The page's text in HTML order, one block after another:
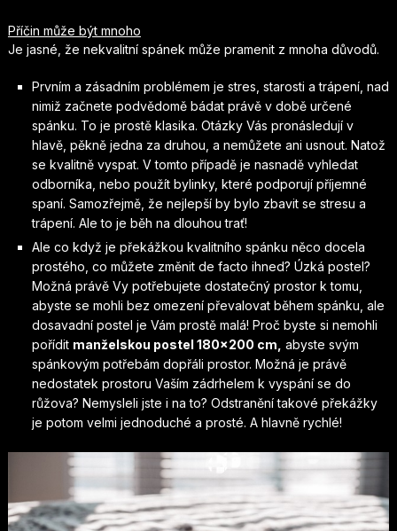
Příčin může být mnoho
Je jasné, že nekvalitní spánek může pramenit z mnoha důvodů.
Prvním a zásadním problémem je stres, starosti a trápení, nad
nimiž začnete podvědomě bádat právě v době určené
spánku. To je prostě klasika. Otázky Vás pronásledují v
hlavě, pěkně jedna za druhou, a nemůžete ani usnout. Natož
se kvalitně vyspat. V tomto případě je nasnadě vyhledat
odborníka, nebo použít bylinky, které podporují příjemné
spaní. Samozřejmě, že nejlepší by bylo zbavit se stresu a
trápení. Ale to je běh na dlouhou trať!
Ale co když je překážkou kvalitního spánku něco docela
prostého, co můžete změnit de facto ihned? Úzká postel?
Možná právě Vy potřebujete dostatečný prostor k tomu,
abyste se mohli bez omezení převalovat během spánku, ale
dosavadní postel je Vám prostě malá! Proč byste si nemohli
pořídit manželskou postel 180×200 cm, abyste svým
spánkovým potřebám dopřáli prostor. Možná je právě
nedostatek prostoru Vaším zádrhelem k vyspání se do
růžova? Nemysleli jste i na to? Odstranění takové překážky
je potom velmi jednoduché a prosté. A hlavně rychlé!